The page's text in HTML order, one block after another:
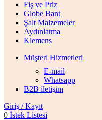
Fiş ve Priz
Globe Bant
Şalt Malzemeler
Aydınlatma
Klemens
Müşteri Hizmetleri
E-mail
Whatsapp
B2B iletişim
Giriş / Kayıt
0 İstek Listesi